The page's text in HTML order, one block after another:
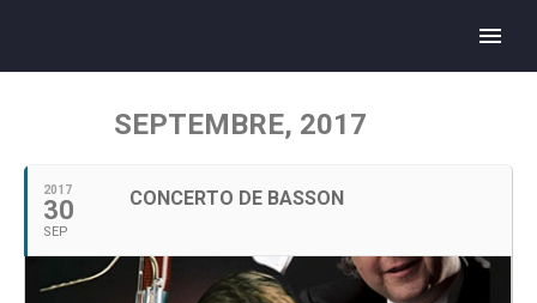
SEPTEMBRE, 2017
2017
30
SEP
CONCERTO DE BASSON